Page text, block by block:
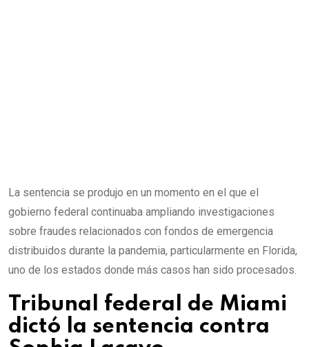
La sentencia se produjo en un momento en el que el
gobierno federal continuaba ampliando investigaciones
sobre fraudes relacionados con fondos de emergencia
distribuidos durante la pandemia, particularmente en Florida,
uno de los estados donde más casos han sido procesados.
Tribunal federal de Miami
dictó la sentencia contra